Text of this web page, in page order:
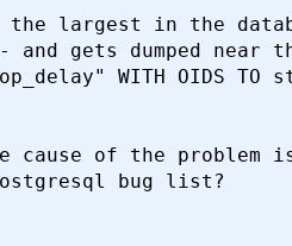
largest in the
gets dumped near
WITH OIDS
cause of the problem
bug list?